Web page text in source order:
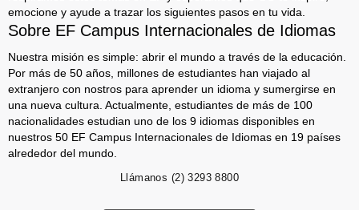
emocione y ayude a trazar los siguientes pasos en tu vida.
Sobre EF Campus Internacionales de Idiomas
Nuestra misión es simple: abrir el mundo a través de la educación.
Por más de 50 años, millones de estudiantes han viajado al
extranjero con nostros para aprender un idioma y sumergirse en
una nueva cultura. Actualmente, estudiantes de más de 100
nacionalidades estudian uno de los 9 idiomas disponibles en
nuestros 50 EF Campus Internacionales de Idiomas en 19 países
alrededor del mundo.
Llámanos (2) 3293 8800